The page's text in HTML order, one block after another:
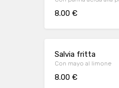
8.00 €
Salvia fritta
Con mayo al limone
8.00 €